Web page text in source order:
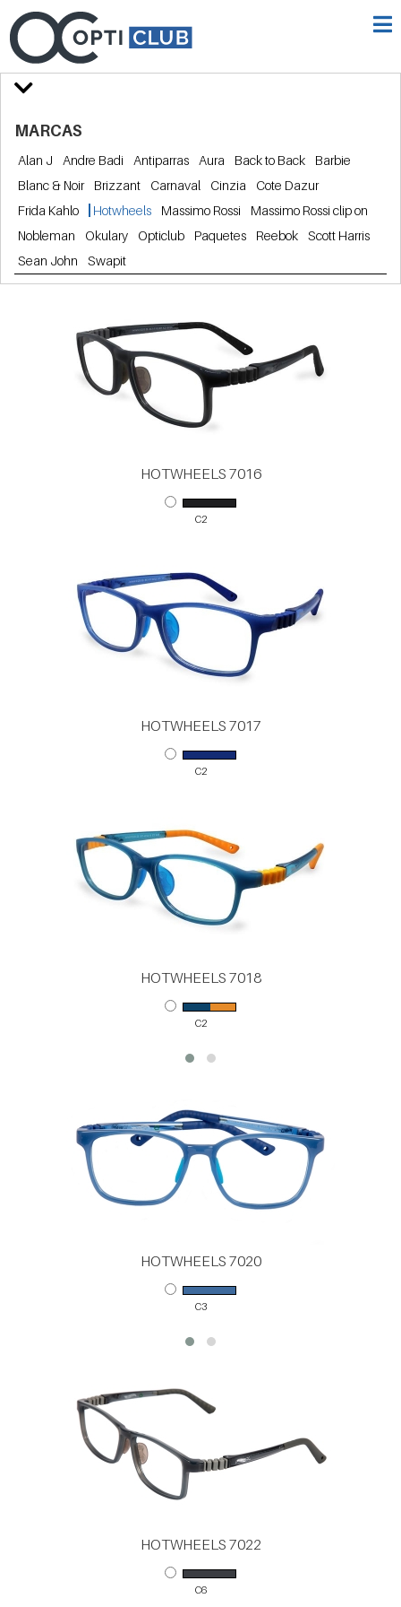
MARCAS
Alan J Andre Badi Antiparras Aura Back to Back
Barbie
Blanc & Noir
Brizzant Carnaval Cinzia
Cote Dazur
Frida Kahlo
Hotwheels Massimo Rossi
Massimo Rossi clip on
Nobleman
Okulary Opticlub Paquetes Reebok
Scott Harris
Sean John
Swapit
HOTWHEELS 7016
C2
HOTWHEELS 7017
C2
HOTWHEELS 7018
C2
HOTWHEELS 7020
C3
HOTWHEELS 7022
C6